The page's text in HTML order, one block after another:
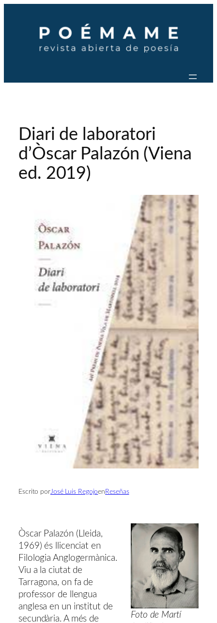
contenido
Diari de laboratori
d’Òscar Palazón (Viena
ed. 2019)
Escrito porJosé Luis Regojoen Reseñas
Foto de Martí
Òscar Palazón (Lleida,
1969) és llicenciat en
Filologia Anglogermànica.
Viu a la ciutat de
Tarragona, on fa de
professor de llengua
anglesa en un institut de
secundària. A més de